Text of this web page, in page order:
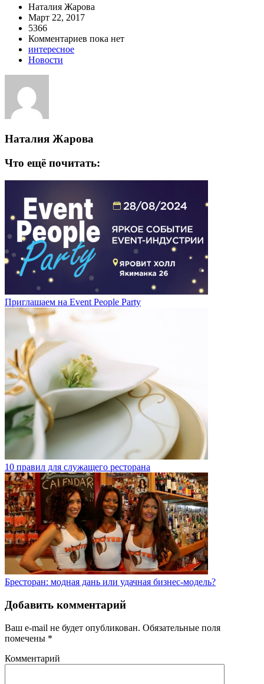
Наталия Жарова
Март 22, 2017
5366
Комментариев пока нет
интересное
Новости
Наталия Жарова
Что ещё почитать:
Приглашаем на Event People Party
10 правил для служащего ресторана
Бресторан: модная дань или удачная бизнес-модель?
Добавить комментарий
Ваш e-mail не будет опубликован. Обязательные поля
помечены *
Комментарий